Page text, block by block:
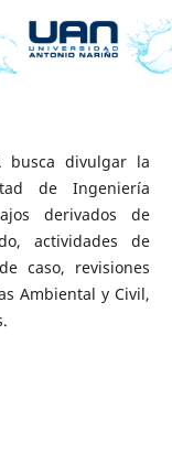
busca divulgar la
de Ingeniería
derivados de
actividades de
caso, revisiones
Ambiental y Civil,